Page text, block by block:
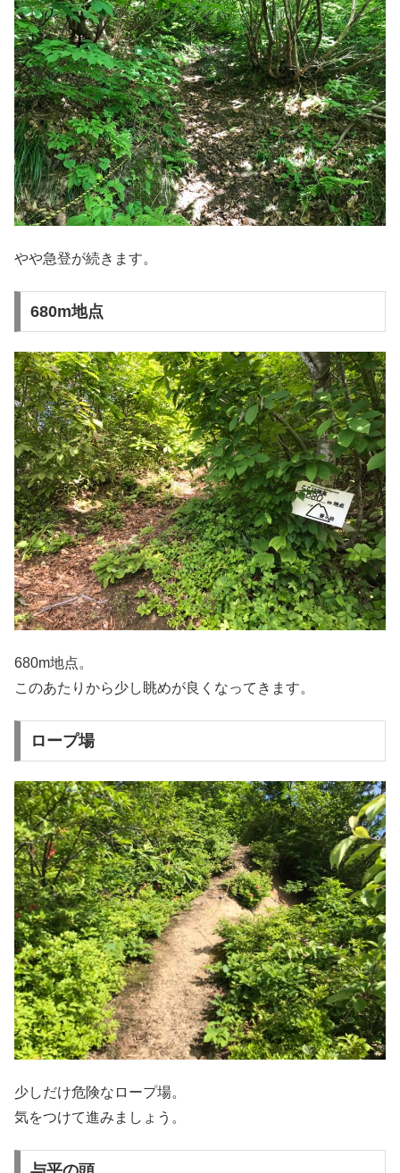
やや急登が続きます。
680m地点
680m地点。
このあたりから少し眺めが良くなってきます。
ロープ場
少しだけ危険なロープ場。
気をつけて進みましょう。